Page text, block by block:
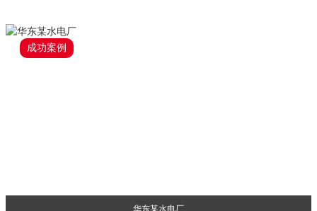
成功案例
华东某水电厂